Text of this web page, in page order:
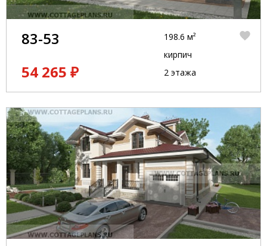
83-53
54 265 ₽
198.6 м²
кирпич
2 этажа